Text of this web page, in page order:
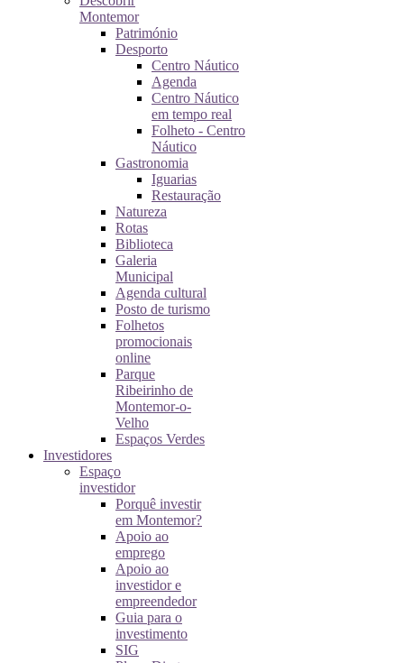
Montemor
Património
Desporto
Centro Náutico
Agenda
Centro Náutico
em tempo real
Folheto - Centro
Náutico
Gastronomia
Iguarias
Restauração
Natureza
Rotas
Biblioteca
Galeria
Municipal
Agenda cultural
Posto de turismo
Folhetos
promocionais
online
Parque
Ribeirinho de
Montemor-o-
Velho
Espaços Verdes
Investidores
Espaço
investidor
Porquê investir
em Montemor?
Apoio ao
emprego
Apoio ao
investidor e
empreendedor
Guia para o
investimento
SIG